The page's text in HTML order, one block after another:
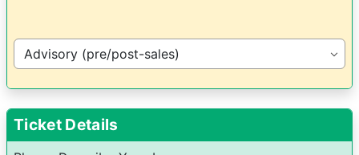
Ticket Details